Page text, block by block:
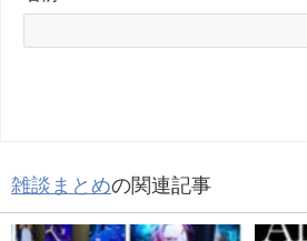
雑談まとめの関連記事